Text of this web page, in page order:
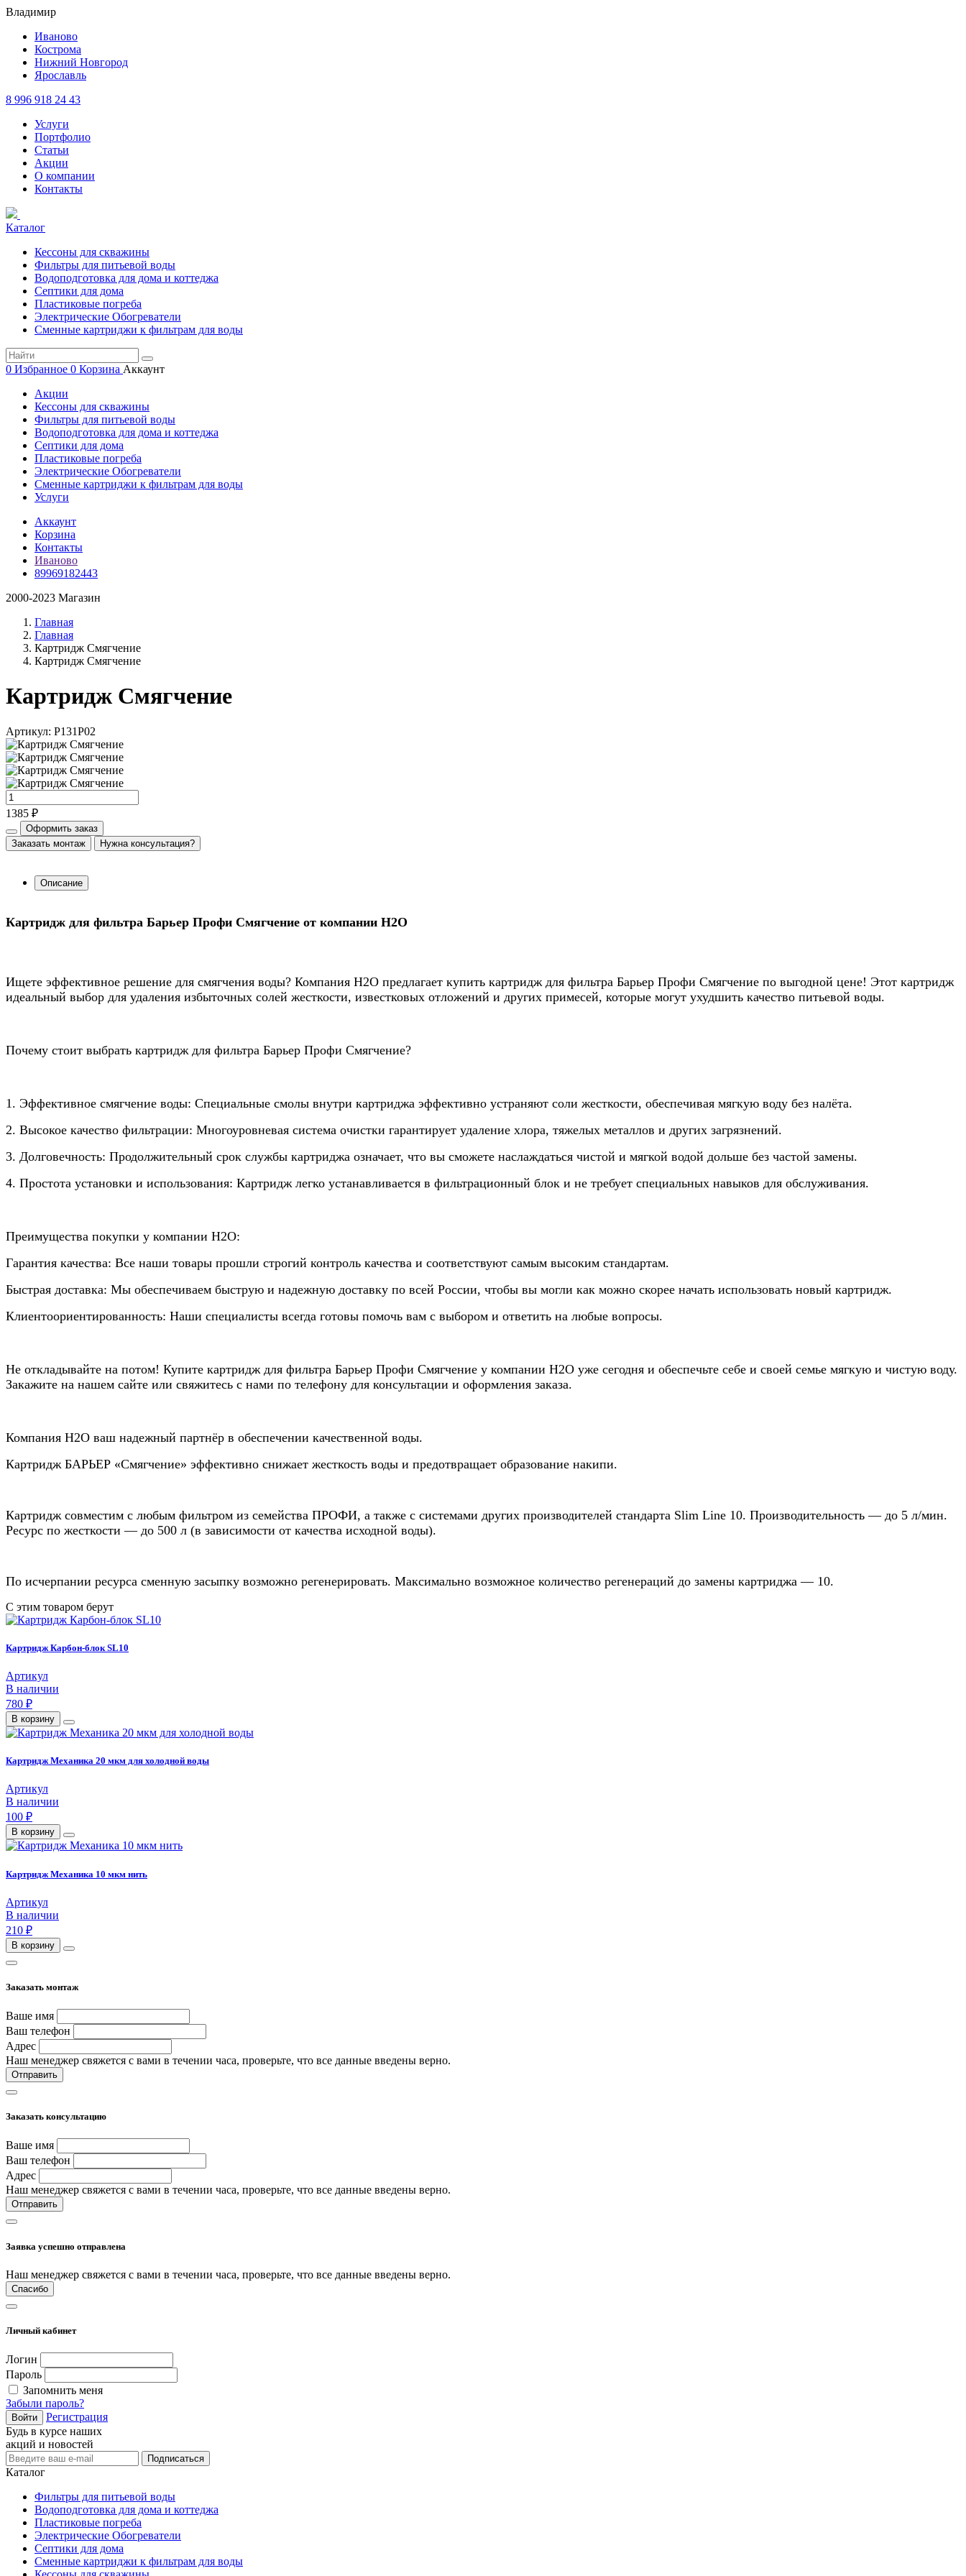
Владимир
Иваново
Кострома
Нижний Новгород
Ярославль
8 996 918 24 43
Услуги
Портфолио
Статьи
Акции
О компании
Контакты
Каталог
Кессоны для скважины
Фильтры для питьевой воды
Водоподготовка для дома и коттеджа
Септики для дома
Пластиковые погреба
Электрические Обогреватели
Сменные картриджи к фильтрам для воды
0 Избранное 0 Корзина Аккаунт
Акции
Кессоны для скважины
Фильтры для питьевой воды
Водоподготовка для дома и коттеджа
Септики для дома
Пластиковые погреба
Электрические Обогреватели
Сменные картриджи к фильтрам для воды
Услуги
Аккаунт
Корзина
Контакты
Иваново
89969182443
2000-2023 Магазин
Главная
Главная
Картридж Смягчение
Картридж Смягчение
Картридж Смягчение
Артикул: Р131Р02
1385 ₽
Оформить заказ
Заказать монтаж
Нужна консультация?
Описание
Картридж для фильтра Барьер Профи Смягчение от компании Н2О
Ищете эффективное решение для смягчения воды? Компания Н2О предлагает купить картридж для фильтра Барьер Профи Смягчение по выгодной цене! Этот картридж
идеальный выбор для удаления избыточных солей жесткости, известковых отложений и других примесей, которые могут ухудшить качество питьевой воды.
Почему стоит выбрать картридж для фильтра Барьер Профи Смягчение?
1. Эффективное смягчение воды: Специальные смолы внутри картриджа эффективно устраняют соли жесткости, обеспечивая мягкую воду без налёта.
2. Высокое качество фильтрации: Многоуровневая система очистки гарантирует удаление хлора, тяжелых металлов и других загрязнений.
3. Долговечность: Продолжительный срок службы картриджа означает, что вы сможете наслаждаться чистой и мягкой водой дольше без частой замены.
4. Простота установки и использования: Картридж легко устанавливается в фильтрационный блок и не требует специальных навыков для обслуживания.
Преимущества покупки у компании Н2О:
Гарантия качества: Все наши товары прошли строгий контроль качества и соответствуют самым высоким стандартам.
Быстрая доставка: Мы обеспечиваем быструю и надежную доставку по всей России, чтобы вы могли как можно скорее начать использовать новый картридж.
Клиентоориентированность: Наши специалисты всегда готовы помочь вам с выбором и ответить на любые вопросы.
Не откладывайте на потом! Купите картридж для фильтра Барьер Профи Смягчение у компании Н2О уже сегодня и обеспечьте себе и своей семье мягкую и чистую воду.
Закажите на нашем сайте или свяжитесь с нами по телефону для консультации и оформления заказа.
Компания Н2О ваш надежный партнёр в обеспечении качественной воды.
Картридж БАРЬЕР «Смягчение» эффективно снижает жесткость воды и предотвращает образование накипи.
Картридж совместим с любым фильтром из семейства ПРОФИ, а также с системами других производителей стандарта Slim Line 10. Производительность — до 5 л/мин.
Ресурс по жесткости — до 500 л (в зависимости от качества исходной воды).
По исчерпании ресурса сменную засыпку возможно регенерировать. Максимально возможное количество регенераций до замены картриджа — 10.
С этим товаром берут
Картридж Карбон-блок SL10
Артикул
В наличии
780 ₽
В корзину
Картридж Механика 20 мкм для холодной воды
Артикул
В наличии
100 ₽
В корзину
Картридж Механика 10 мкм нить
Артикул
В наличии
210 ₽
В корзину
Заказать монтаж
Ваше имя
Ваш телефон
Адрес
Наш менеджер свяжется с вами в течении часа, проверьте, что все данные введены верно.
Отправить
Заказать консультацию
Ваше имя
Ваш телефон
Адрес
Наш менеджер свяжется с вами в течении часа, проверьте, что все данные введены верно.
Отправить
Заявка успешно отправлена
Наш менеджер свяжется с вами в течении часа, проверьте, что все данные введены верно.
Спасибо
Личный кабинет
Логин
Пароль
Запомнить меня
Забыли пароль?
Войти
Регистрация
Будь в курсе наших
акций и новостей
Подписаться
Каталог
Фильтры для питьевой воды
Водоподготовка для дома и коттеджа
Пластиковые погреба
Электрические Обогреватели
Септики для дома
Сменные картриджи к фильтрам для воды